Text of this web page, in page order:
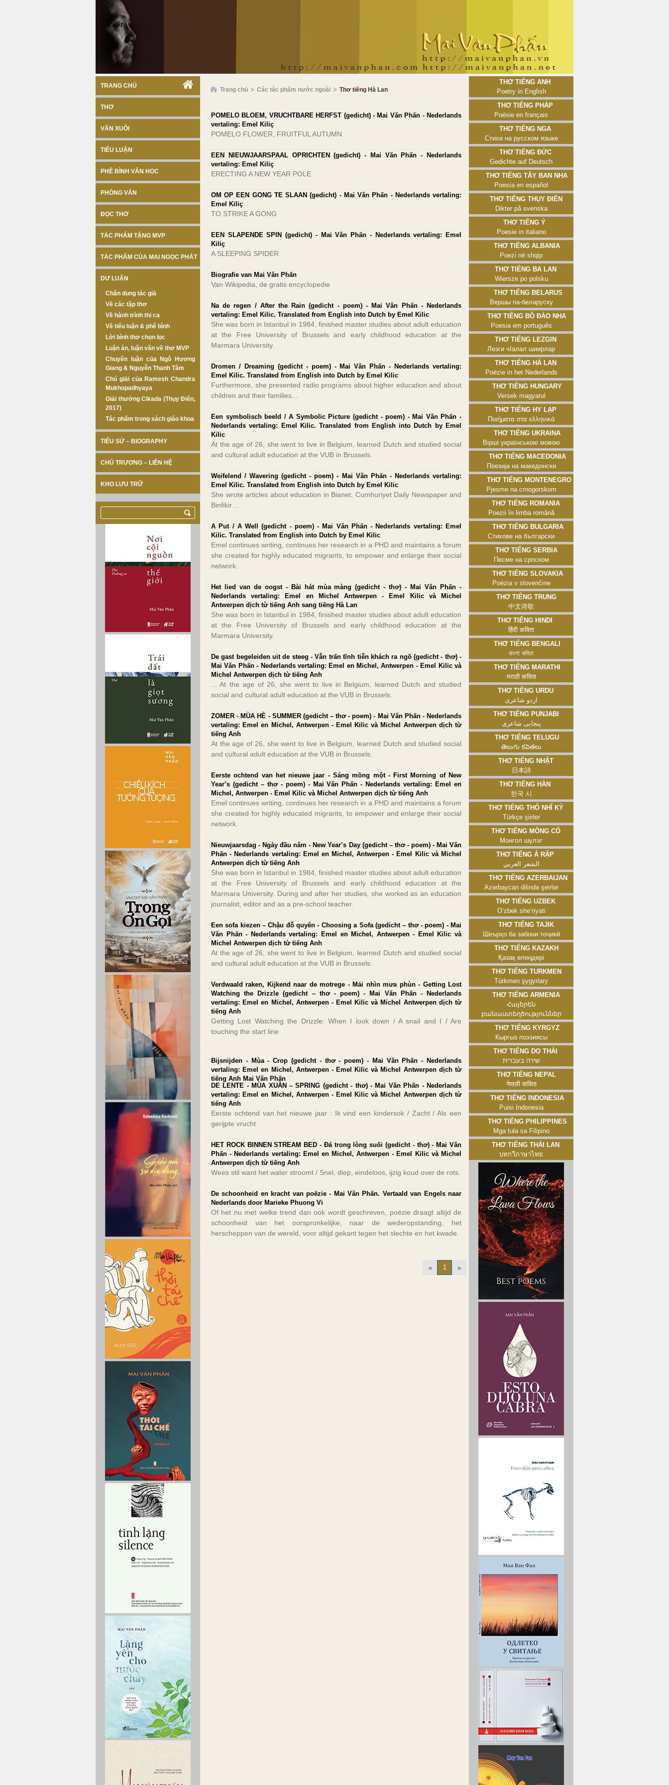
TRANG CHỦ
THƠ
VĂN XUÔI
TIỂU LUẬN
PHÊ BÌNH VĂN HỌC
PHỎNG VẤN
ĐỌC THƠ
TÁC PHẨM TẶNG MVP
TÁC PHẨM CỦA MAI NGỌC PHÁT
DƯ LUẬN
Chân dung tác giả
Về các tập thơ
Về hành trình thi ca
Về tiểu luận & phê bình
Lời bình thơ chọn lọc
Luận án, luận văn về thơ MVP
Chuyên luận của Ngô Hương
Giang & Nguyễn Thanh Tâm
Chú giải của Ramesh Chandra
Mukhopadhyaya
Giải thưởng Cikada (Thụy Điển,
2017)
Tác phẩm trong sách giáo khoa
TIỂU SỬ – BIOGRAPHY
CHỦ TRƯƠNG – LIÊN HỆ
KHO LƯU TRỮ
Trang chủ Các tác phẩm nước ngoài Thơ tiếng Hà Lan
POMELO BLOEM, VRUCHTBARE HERFST (gedicht) - Mai Văn Phấn - Nederlands
vertaling: Emel Kiliç
POMELO FLOWER, FRUITFUL AUTUMN
EEN NIEUWJAARSPAAL OPRICHTEN (gedicht) - Mai Văn Phấn - Nederlands
vertaling: Emel Kiliç
ERECTING A NEW YEAR POLE
OM OP EEN GONG TE SLAAN (gedicht) - Mai Văn Phấn - Nederlands vertaling:
Emel Kiliç
TO STRIKE A GONG
EEN SLAPENDE SPIN (gedicht) - Mai Văn Phấn - Nederlands vertaling: Emel
Kiliç
A SLEEPING SPIDER
Biografie van Mai Văn Phấn
Van Wikipedia, de gratis encyclopedie
Na de regen / After the Rain (gedicht - poem) - Mai Văn Phấn - Nederlands
vertaling: Emel Kilic. Translated from English into Dutch by Emel Kilic
She was born in Istanbul in 1984, finished master studies about adult education
at the Free University of Brussels and early childhood education at the
Marmara University.
Dromen / Dreaming (gedicht - poem) - Mai Văn Phấn - Nederlands vertaling:
Emel Kilic. Translated from English into Dutch by Emel Kilic
Furthermore, she presented radio programs about higher education and about
children and their families...
Een symbolisch beeld / A Symbolic Picture (gedicht - poem) - Mai Văn Phấn -
Nederlands vertaling: Emel Kilic. Translated from English into Dutch by Emel
Kilic
At the age of 26, she went to live in Belgium, learned Dutch and studied social
and cultural adult education at the VUB in Brussels.
Weifelend / Wavering (gedicht - poem) - Mai Văn Phấn - Nederlands vertaling:
Emel Kilic. Translated from English into Dutch by Emel Kilic
She wrote articles about education in Bianet, Cumhuriyet Daily Newspaper and
Binfikir…
A Put / A Well (gedicht - poem) - Mai Văn Phấn - Nederlands vertaling: Emel
Kilic. Translated from English into Dutch by Emel Kilic
Emel continues writing, continues her research in a PHD and maintains a forum
she created for highly educated migrants, to empower and enlarge their social
network.
Het lied van de oogst - Bài hát mùa màng (gedicht - thơ) - Mai Văn Phấn -
Nederlands vertaling: Emel en Michel Antwerpen - Emel Kilic và Michel
Antwerpen dịch từ tiếng Anh sang tiếng Hà Lan
She was born in Istanbul in 1984, finished master studies about adult education
at the Free University of Brussels and early childhood education at the
Marmara University.
De gast begeleiden uit de steeg - Vẫn trấn tĩnh tiễn khách ra ngõ (gedicht - thơ) -
Mai Văn Phấn - Nederlands vertaling: Emel en Michel, Antwerpen - Emel Kilic và
Michel Antwerpen dịch từ tiếng Anh
... At the age of 26, she went to live in Belgium, learned Dutch and studied
social and cultural adult education at the VUB in Brussels.
ZOMER - MÙA HÈ - SUMMER (gedicht – thơ - poem) - Mai Văn Phấn - Nederlands
vertaling: Emel en Michel, Antwerpen - Emel Kilic và Michel Antwerpen dịch từ
tiếng Anh
At the age of 26, she went to live in Belgium, learned Dutch and studied social
and cultural adult education at the VUB in Brussels.
Eerste ochtend van het nieuwe jaar - Sáng mồng một - First Morning of New
Year’s (gedicht – thơ - poem) - Mai Văn Phấn - Nederlands vertaling: Emel en
Michel, Antwerpen - Emel Kilic và Michel Antwerpen dịch từ tiếng Anh
Emel continues writing, continues her research in a PHD and maintains a forum
she created for highly educated migrants, to empower and enlarge their social
network.
Nieuwjaarsdag - Ngày đầu năm - New Year’s Day (gedicht – thơ - poem) - Mai Văn
Phấn - Nederlands vertaling: Emel en Michel, Antwerpen - Emel Kilic và Michel
Antwerpen dịch từ tiếng Anh
She was born in Istanbul in 1984, finished master studies about adult education
at the Free University of Brussels and early childhood education at the
Marmara University. During and after her studies, she worked as an education
journalist, editor and as a pre-school teacher.
Een sofa kiezen – Chậu đỗ quyên - Choosing a Sofa (gedicht – thơ - poem) - Mai
Văn Phấn - Nederlands vertaling: Emel en Michel, Antwerpen - Emel Kilic và
Michel Antwerpen dịch từ tiếng Anh
At the age of 26, she went to live in Belgium, learned Dutch and studied social
and cultural adult education at the VUB in Brussels.
Verdwaald raken, Kijkend naar de motrege - Mải nhìn mưa phùn - Getting Lost
Watching the Drizzle (gedicht – thơ - poem) - Mai Văn Phấn - Nederlands
vertaling: Emel en Michel, Antwerpen - Emel Kilic và Michel Antwerpen dịch từ
tiếng Anh
Getting Lost Watching the Drizzle: When I look down / A snail and I / Are
touching the start line
Bijsnijden - Mùa - Crop (gedicht - thơ - poem) - Mai Văn Phấn - Nederlands
vertaling: Emel en Michel, Antwerpen - Emel Kilic và Michel Antwerpen dịch từ
tiếng Anh Mai Văn Phấn
DE LENTE - MÙA XUÂN – SPRING (gedicht - thơ) - Mai Văn Phấn - Nederlands
vertaling: Emel en Michel, Antwerpen - Emel Kilic và Michel Antwerpen dịch từ
tiếng Anh
Eerste ochtend van het nieuwe jaar : Ik vind een kindersok / Zacht / Als een
gerijpte vrucht
HET ROCK BINNEN STREAM BED - Đá trong lòng suối (gedicht - thơ) - Mai Văn
Phấn - Nederlands vertaling: Emel en Michel, Antwerpen - Emel Kilic và Michel
Antwerpen dịch từ tiếng Anh
Wees stil want het water stroomt / Snel, diep, eindeloos, ijzig koud over de rots.
De schoonheid en kracht van poëzie - Mai Văn Phấn. Vertaald van Engels naar
Nederlands door Marieke Phuong Vi
Of het nu met welke trend dan ook wordt geschreven, poëzie draagt altijd de
schoonheid van het oorspronkelijke, naar de wederopstanding, het
herscheppen van de wereld, voor altijd gekant tegen het slechte en het kwade.
« 1 »
Thơ tiếng Anh
Poetry in English
Thơ tiếng Pháp
Poésie en français
Thơ tiếng Nga
Стихи на русском языке
Thơ tiếng Đức
Gedichte auf Deutsch
Thơ tiếng Tây Ban Nha
Poesía en español
Thơ tiếng Thụy Điển
Dikter på svenska
Thơ tiếng Ý
Poesie in italiano
Thơ tiếng Albania
Poezi në shqip
Thơ tiếng Ba Lan
Wiersze po polsku
Thơ tiếng Belarus
Вершы па-беларуску
Thơ tiếng Bồ Đào Nha
Poesia em português
Thơ tiếng Lezgin
Лезги чӀалал шиирлар
Thơ tiếng Hà Lan
Poëzie in het Nederlands
Thơ tiếng Hungary
Versek magyarul
Thơ tiếng Hy Lạp
Ποιήματα στα ελληνικά
Thơ tiếng Ukraina
Вірші українською мовою
Thơ tiếng Macedonia
Поезија на македонски
Thơ tiếng Montenegro
Pjesme na crnogorskom
Thơ tiếng Romania
Poezii în limba română
Thơ tiếng Bulgaria
Стихове на български
Thơ tiếng Serbia
Песме на српском
Thơ tiếng Slovakia
Poézia v slovenčine
Thơ tiếng Trung
中文诗歌
Thơ tiếng Hindi
हिंदी कविता
Thơ tiếng Bengali
বাংলা কবিতা
Thơ tiếng Marathi
मराठी कविता
Thơ tiếng Urdu
اردو شاعری
Thơ tiếng Punjabi
پنجابی شاعری
Thơ tiếng Telugu
తెలుగు కవితలు
Thơ tiếng Nhật
日本詩
Thơ tiếng Hàn
한국 시
Thơ tiếng Thổ Nhĩ Kỳ
Türkçe şiirler
Thơ tiếng Mông Cổ
Монгол шүлэг
Thơ tiếng Ả Rập
الشعر العربي
Thơ tiếng Azerbaijan
Azərbaycan dilində şeirlər
Thơ tiếng Uzbek
Oʻzbek sheʼriyati
Thơ tiếng Tajik
Шеърҳо ба забони тоҷикӣ
Thơ tiếng Kazakh
Қазақ өлеңдері
Thơ tiếng Turkmen
Türkmen şygyrlary
Thơ tiếng Armenia
Հայերեն
բանաստեղծություններ
Thơ tiếng Kyrgyz
Кыргыз поэзиясы
Thơ tiếng Do Thái
שירה בעברית
Thơ tiếng Nepal
नेपाली कविता
Thơ tiếng Indonesia
Puisi Indonesia
Thơ tiếng Philippines
Mga tula sa Filipino
Thơ tiếng Thái Lan
บทกวีภาษาไทย